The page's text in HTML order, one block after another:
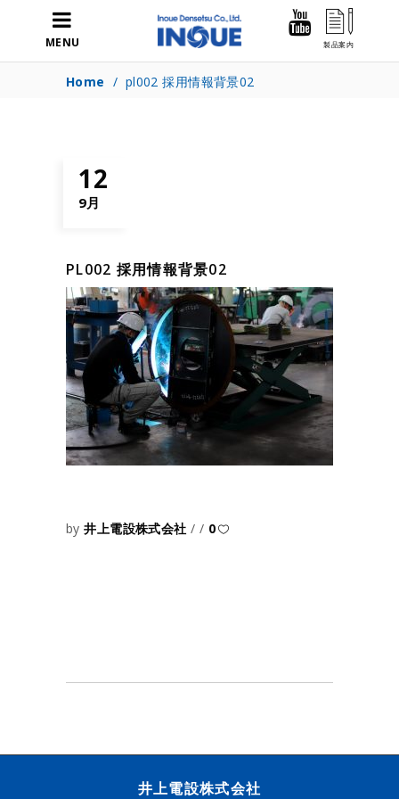
MENU
Home / pl002 採用情報背景02
12
9月
PL002 採用情報背景02
by井上電設株式会社 0
井上電設株式会社